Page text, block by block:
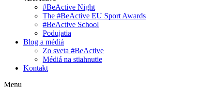
#BeActive Night
The #BeActive EU Sport Awards
#BeActive School
Podujatia
Blog a médiá
Zo sveta #BeActive
Médiá na stiahnutie
Kontakt
Menu